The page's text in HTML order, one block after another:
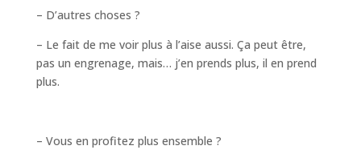
– D’autres choses ?
– Le fait de me voir plus à l’aise aussi. Ça peut être,
pas un engrenage, mais… j’en prends plus, il en prend
plus.
– Vous en profitez plus ensemble ?